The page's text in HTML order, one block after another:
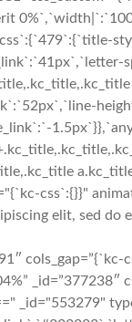
css`:{}}"
elit, sed
_id="553279"